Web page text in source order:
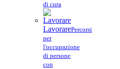
di cura
LavorarePercorsi
per
l'occupazione
di persone
con